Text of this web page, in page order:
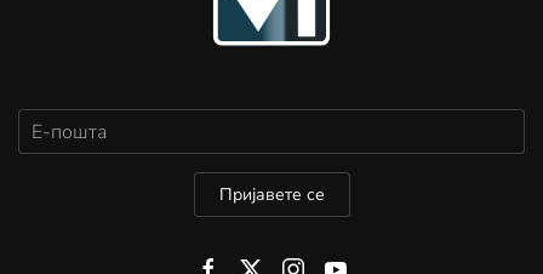
Пријавете се